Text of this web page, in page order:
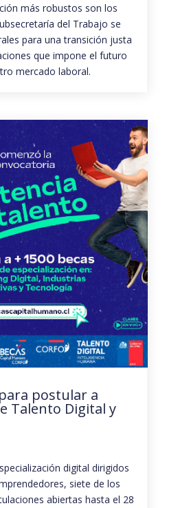
más robustos son los
del Trabajo se
para una transición justa
que impone el futuro
mercado laboral.
postular a
Talento Digital y
digital dirigidos
siete de los
abiertas hasta el 28